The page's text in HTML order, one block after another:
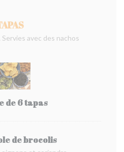
avec des nachos
de 6 tapas
de brocolis